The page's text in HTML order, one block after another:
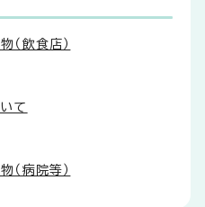
（飲食店）
て
（病院等）